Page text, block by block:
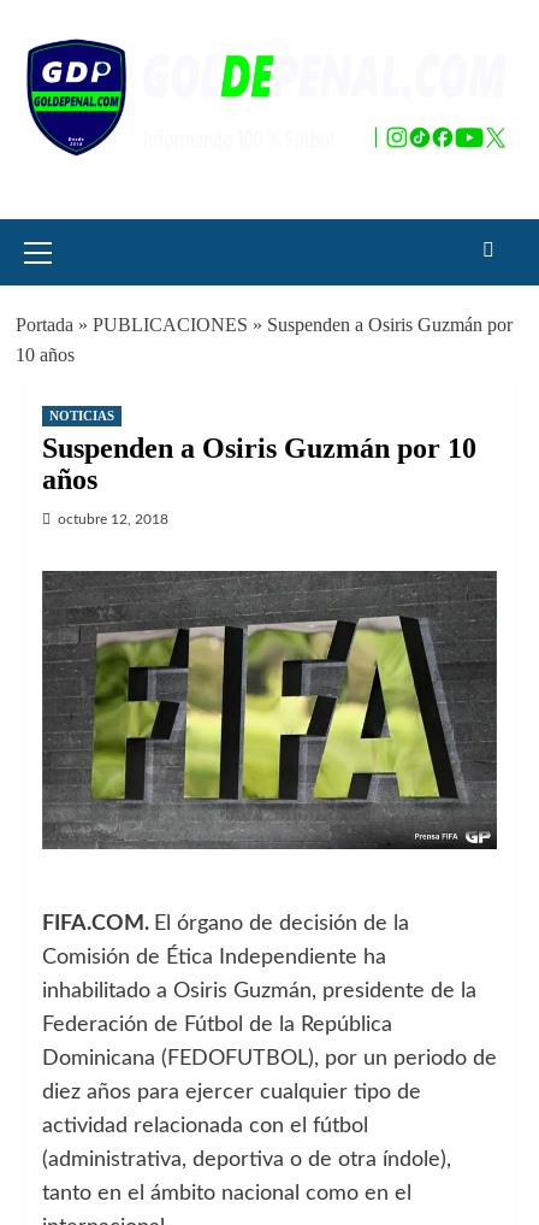
contenido
principal
Portada » PUBLICACIONES » Suspenden a Osiris Guzmán por
10 años
NOTICIAS
Suspenden a Osiris Guzmán por 10
años
octubre 12, 2018
FIFA.COM. El órgano de decisión de la
Comisión de Ética Independiente ha
inhabilitado a Osiris Guzmán, presidente de la
Federación de Fútbol de la República
Dominicana (FEDOFUTBOL), por un periodo de
diez años para ejercer cualquier tipo de
actividad relacionada con el fútbol
(administrativa, deportiva o de otra índole),
tanto en el ámbito nacional como en el